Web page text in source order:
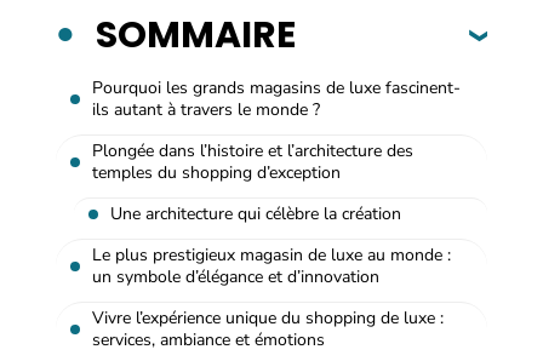
SOMMAIRE
Pourquoi les grands magasins de luxe fascinent-
ils autant à travers le monde ?
Plongée dans l’histoire et l’architecture des
temples du shopping d’exception
Une architecture qui célèbre la création
Le plus prestigieux magasin de luxe au monde :
un symbole d’élégance et d’innovation
Vivre l’expérience unique du shopping de luxe :
services, ambiance et émotions